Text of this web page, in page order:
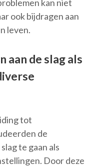
kan niet
ook bijdragen aan
leven.
aan de slag als
tot
de
te gaan als
Door deze